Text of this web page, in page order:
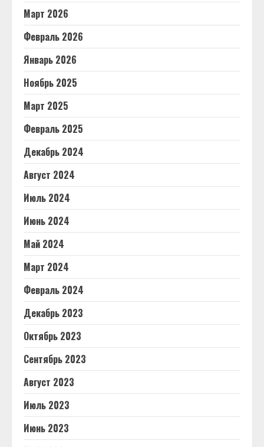
Март 2026
Февраль 2026
Январь 2026
Ноябрь 2025
Март 2025
Февраль 2025
Декабрь 2024
Август 2024
Июль 2024
Июнь 2024
Май 2024
Март 2024
Февраль 2024
Декабрь 2023
Октябрь 2023
Сентябрь 2023
Август 2023
Июль 2023
Июнь 2023